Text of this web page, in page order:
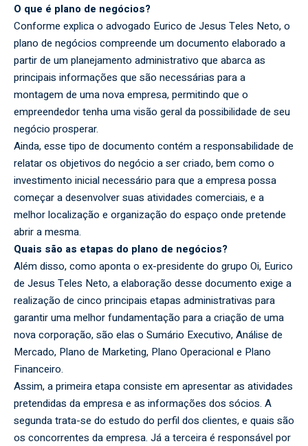
O que é plano de negócios?
Conforme explica o advogado Eurico de Jesus Teles Neto, o
plano de negócios compreende um documento elaborado a
partir de um planejamento administrativo que abarca as
principais informações que são necessárias para a
montagem de uma nova empresa, permitindo que o
empreendedor tenha uma visão geral da possibilidade de seu
negócio prosperar.
Ainda, esse tipo de documento contém a responsabilidade de
relatar os objetivos do negócio a ser criado, bem como o
investimento inicial necessário para que a empresa possa
começar a desenvolver suas atividades comerciais, e a
melhor localização e organização do espaço onde pretende
abrir a mesma.
Quais são as etapas do plano de negócios?
Além disso, como aponta o ex-presidente do grupo Oi, Eurico
de Jesus Teles Neto, a elaboração desse documento exige a
realização de cinco principais etapas administrativas para
garantir uma melhor fundamentação para a criação de uma
nova corporação, são elas o Sumário Executivo, Análise de
Mercado, Plano de Marketing, Plano Operacional e Plano
Financeiro.
Assim, a primeira etapa consiste em apresentar as atividades
pretendidas da empresa e as informações dos sócios. A
segunda trata-se do estudo do perfil dos clientes, e quais são
os concorrentes da empresa. Já a terceira é responsável por